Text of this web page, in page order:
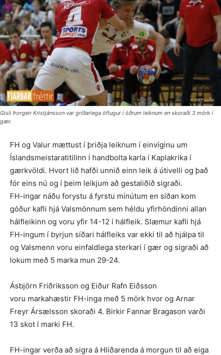
Gísli Þorgeir Kristjánsson var gríðarlega öflugur í öðrum leiknum en skoraði 3 mörk í
gær.
FH og Valur mættust í þriðja leiknum í einvíginu um
Íslandsmeistaratitilinn í handbolta karla í Kaplakrika í
gærkvöldi. Hvort lið hafði unnið einn leik á útivelli og það
fór eins nú og í þeim leikjum að gestaliðið sigraði.
FH-ingar náðu forystu á fyrstu mínútum en síðan kom
góður kafli hjá Valsmönnum sem héldu yfirhöndinni allan
hálfleikinn og voru yfir 14-12 í hálfleik. Slæmur kafli hjá
FH-ingum í byrjun síðari hálfleiks var ekki til að hjálpa til
og Valsmenn voru einfaldlega sterkari í gær og sigraði að
lokum með 5 marka mun 29-24.
Ásbjörn Friðriksson og Eiður Rafn Eiðsson
voru markahæstir FH-inga með 5 mörk hvor og Arnar
Freyr Ársælsson skoraði 4. Birkir Fannar Bragason varði
13 skot í marki FH.
FH-ingar verða að sigra á Hlíðarenda á morgun til að eiga